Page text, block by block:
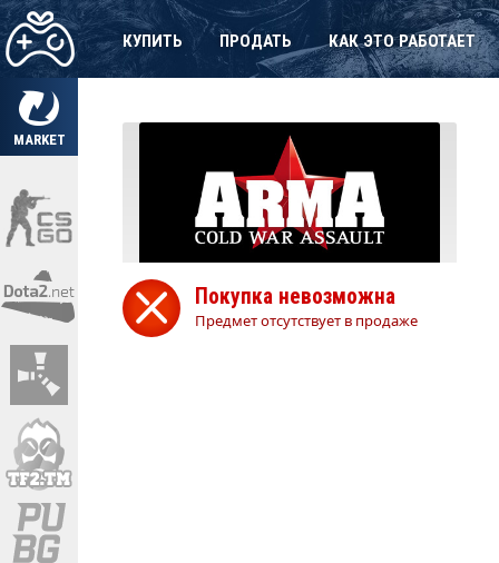
MARKET
КУПИТЬ ПРОДАТЬ КАК ЭТО РАБОТАЕТ
Покупка невозможна
Предмет отсутствует в продаже